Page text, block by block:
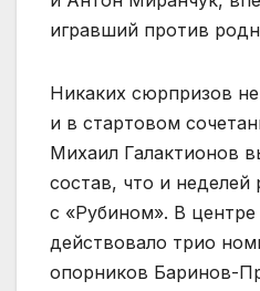
игравший против
Никаких сюрпризов
и в стартовом
Михаил Галактионов
состав, что и неделей
с «Рубином». В центре
действовало трио
опорников Баринов-